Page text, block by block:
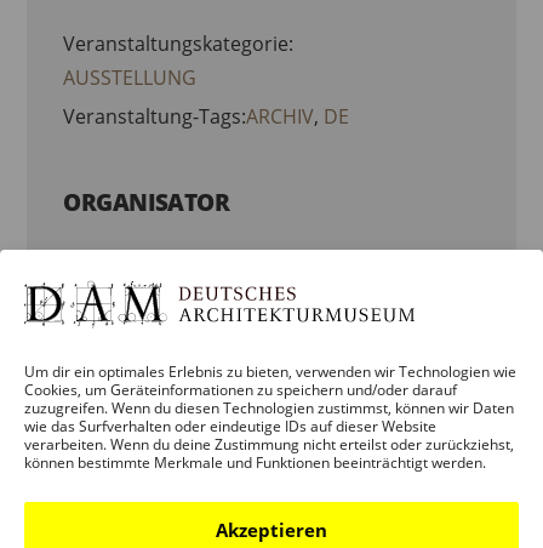
Um dir ein optimales Erlebnis zu bieten, verwenden wir Technologien wie
Cookies, um Geräteinformationen zu speichern und/oder darauf
zuzugreifen. Wenn du diesen Technologien zustimmst, können wir Daten
wie das Surfverhalten oder eindeutige IDs auf dieser Website
verarbeiten. Wenn du deine Zustimmung nicht erteilst oder zurückziehst,
können bestimmte Merkmale und Funktionen beeinträchtigt werden.
Akzeptieren
Veranstaltungskategorie:
AUSSTELLUNG
Veranstaltung-Tags:ARCHIV, DE
ORGANISATOR
DAM-DEUTSCHES-ARCHITEKTURMUSEUM
Telefon:
E-Mail:
info.dam@stadt-frankfurt.de
Website:
ORGANISATOR-WEBSITE ANZEIGEN